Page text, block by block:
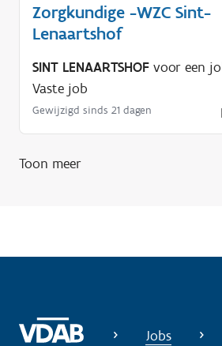
Zorgkundige -WZC Sint-
Lenaartshof
SINT LENAARTSHOF voor een
Vaste job
Gewijzigd sinds 21 dagen
Toon meer
Jobs